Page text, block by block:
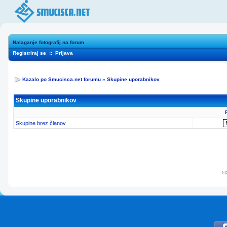
Nalaganje fotografij na forum
Registriraj se :: Prijava
Kazalo po Smucisca.net forumu » Skupine uporabnikov
Skupine uporabnikov
Skupine brez članov
©